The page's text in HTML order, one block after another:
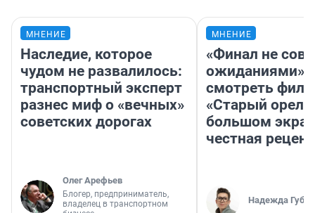
МНЕНИЕ
Наследие, которое
чудом не развалилось:
транспортный эксперт
разнес миф о «вечных»
советских дорогах
Олег Арефьев
Блогер, предприниматель,
владелец в транспортном
МНЕНИЕ
«Финал не
ожиданиями»:
смотреть
«Старый орел»
большом
честная
Надежда